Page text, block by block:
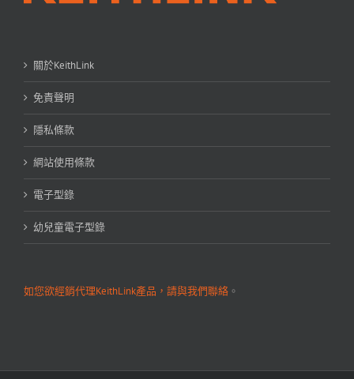
關於KeithLink
免責聲明
隱私條款
網站使用條款
電子型錄
幼兒童電子型錄
如您欲經銷代理KeithLink產品，請與我們聯絡 。